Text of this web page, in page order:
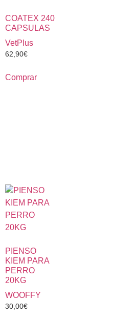
COATEX 240
CAPSULAS
VetPlus
62,90€
Comprar
PIENSO
KIEM PARA
PERRO
20KG
WOOFFY
30,00€